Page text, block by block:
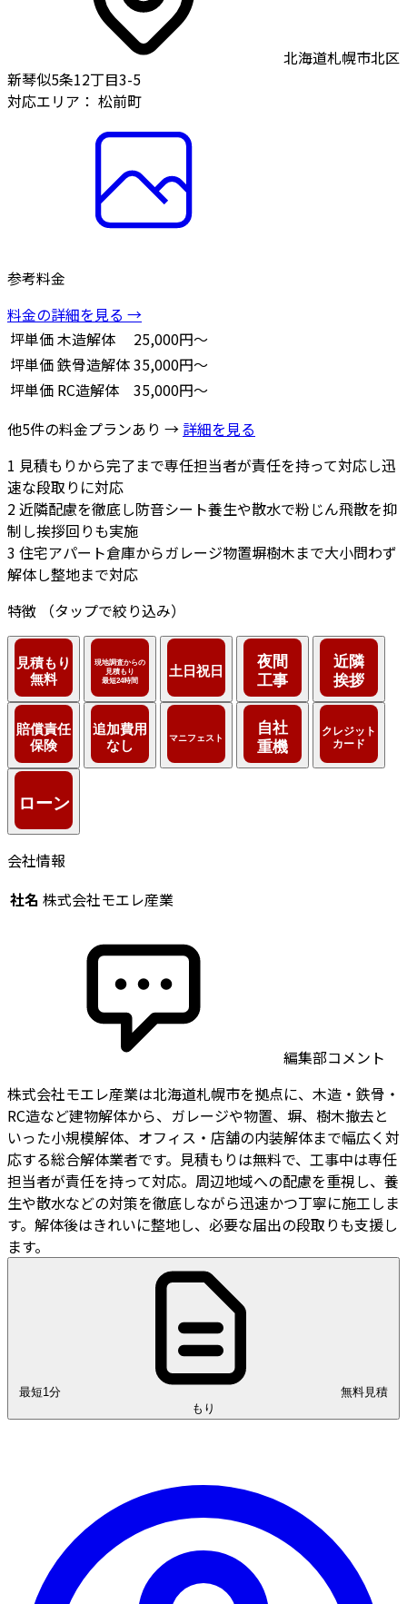
北海道札幌市北区
新琴似5条12丁目3-5
対応エリア： 松前町
参考料金
料金の詳細を見る →
坪単価木造解体
25,000円～
坪単価鉄骨造解体35,000円～
坪単価 RC造解体
35,000円～
他5件の料金プランあり → 詳細を見る
1 見積もりから完了まで専任担当者が責任を持って対応し迅
速な段取りに対応
2近隣配慮を徹底し防音シート養生や散水で粉じん飛散を抑
制し挨拶回りも実施
3 住宅アパート倉庫からガレージ物置塀樹木まで大小問わず
解体し整地まで対応
特徴
（タップで絞り込み）
会社情報
社名 株式会社モエレ産業
編集部コメント
株式会社モエレ産業は北海道札幌市を拠点に、木造・鉄骨・
RC造など建物解体から、ガレージや物置、塀、樹木撤去と
いった小規模解体、オフィス・店舗の内装解体まで幅広く対
応する総合解体業者です。見積もりは無料で、工事中は専任
担当者が責任を持って対応。周辺地域への配慮を重視し、養
生や散水などの対策を徹底しながら迅速かつ丁寧に施工しま
す。解体後はきれいに整地し、必要な届出の段取りも支援し
ます。
最短1分
もり